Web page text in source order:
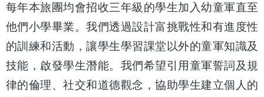
每年本旅團均會招收三年級的學生加入幼童軍直至
他們小學畢業。我們透過設計富挑戰性和有進度性
的訓練和活動，讓學生學習課堂以外的童軍知識及
技能，啟發學生潛能。我們希望引用童軍誓詞及規
律的倫理、社交和道德觀念，協助學生建立個人的